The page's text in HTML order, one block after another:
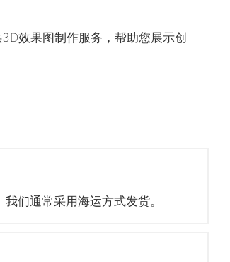
效果图制作服务，帮助您展示创
们通常采用海运方式发货。